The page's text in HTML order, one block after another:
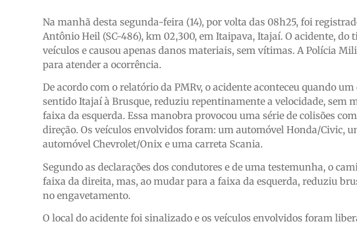
Na manhã desta segunda-feira (14), por volta das 08h25, foi
Antônio Heil (SC-486), km 02,300, em Itaipava, Itajaí. O acidente, do
veículos e causou apenas danos materiais, sem vítimas. A Polícia
para atender a ocorrência.
De acordo com o relatório da PMRv, o acidente aconteceu quando
sentido Itajaí à Brusque, reduziu repentinamente a velocidade, sem
faixa da esquerda. Essa manobra provocou uma série de colisões
direção. Os veículos envolvidos foram: um automóvel Honda/Civic,
automóvel Chevrolet/Onix e uma carreta Scania.
Segundo as declarações dos condutores e de uma testemunha, o
faixa da direita, mas, ao mudar para a faixa da esquerda, reduziu
no engavetamento.
O local do acidente foi sinalizado e os veículos envolvidos foram